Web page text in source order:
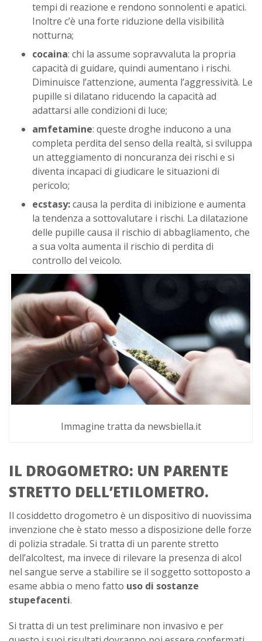
tempi di reazione e rendono sonnolenti e apatici.
Inoltre c’è una forte riduzione della visibilità
notturna;
cocaina: chi la assume sopravvaluta la propria
capacità di guidare, quindi aumentano i rischi.
Diminuisce l’attenzione, aumenta l’aggressività. Le
pupille si dilatano riducendo la capacità ad
adattarsi alle condizioni di luce;
amfetamine: queste droghe inducono a una
completa perdita del senso della realtà, si sviluppa
un atteggiamento di noncuranza dei rischi e si
diventa incapaci di giudicare le situazioni di
pericolo;
ecstasy:causa la perdita di inibizione e aumenta
la tendenza a sottovalutare i rischi. La dilatazione
delle pupille causa il rischio di abbagliamento, che
a sua volta aumenta il rischio di perdita di
controllo del veicolo.
Immagine tratta da newsbiella.it
IL DROGOMETRO: UN PARENTE
STRETTO DELL’ETILOMETRO.
Il cosiddetto drogometro è un dispositivo di nuovissima
invenzione che è stato messo a disposizione delle forze
di polizia stradale. Si tratta di un parente stretto
dell’alcoltest, ma invece di rilevare la presenza di alcol
nel sangue serve a stabilire se il soggetto sottoposto a
esame abbia o meno fatto uso di sostanze
stupefacenti.
Si tratta di un test preliminare non invasivo e per